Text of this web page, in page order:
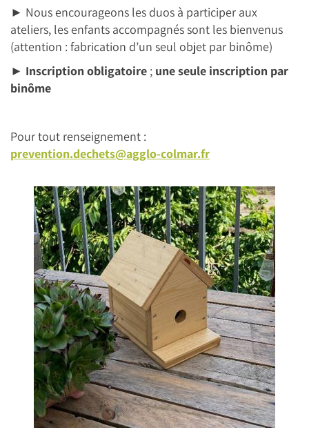
► Nous encourageons les duos à participer aux
ateliers, les enfants accompagnés sont les bienvenus
(attention : fabrication d’un seul objet par binôme)
► Inscription obligatoire ; une seule inscription par
binôme
Pour tout renseignement :
prevention.dechets@agglo-colmar.fr